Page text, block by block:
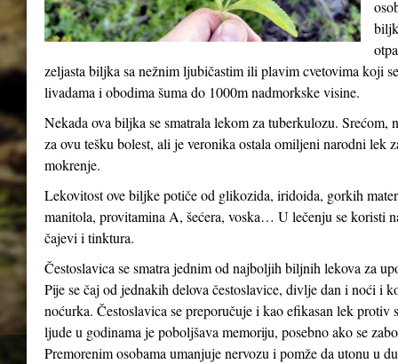
zeljasta biljka sa nežnim ljubičastim ili plavim cvetovima koji
livadama i obodima šuma do 1000m nadmorkske visine.
Nekada ova biljka se smatrala lekom za tuberkulozu.
za ovu tešku bolest, ali je veronika ostala omiljeni narodni lek
mokrenje.
Lekovitost ove biljke potiče od glikozida, iridoida, gorkih
manitola, provitamina A, šećera, voska… U lečenju se koristi
čajevi i tinktura.
Čestoslavica se smatra jednim od najboljih biljnih lekova za
Pije se čaj od jednakih delova čestoslavice, divlje dan i noći i
noćurka. Čestoslavica se preporučuje i kao efikasan lek
ljude u godinama je poboljšava memoriju, posebno ako se
Premorenim osobama umanjuje nervozu i pomže da utonu u